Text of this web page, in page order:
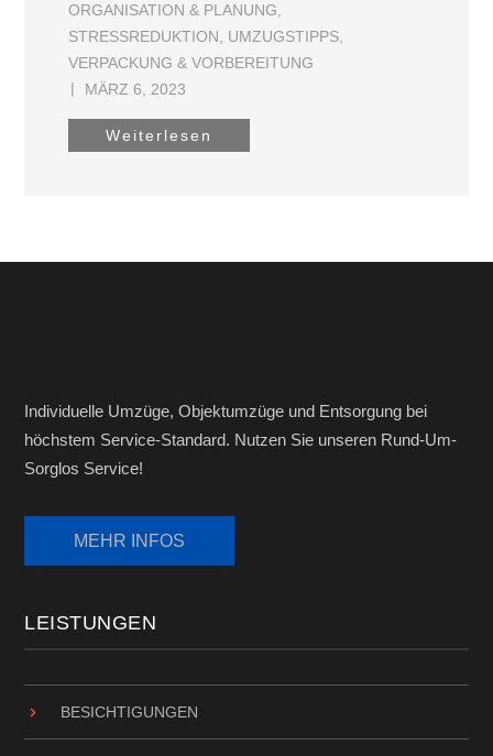
ORGANISATION & PLANUNG
STRESSREDUKTION
UMZUGSTIPPS
VERPACKUNG & VORBEREITUNG
MÄRZ 6, 2023
Weiterlesen
Individuelle Umzüge, Objektumzüge und Entsorgung bei
höchstem Service-Standard. Nutzen Sie unseren Rund-Um-
Sorglos Service!
LEISTUNGEN
BESICHTIGUNGEN